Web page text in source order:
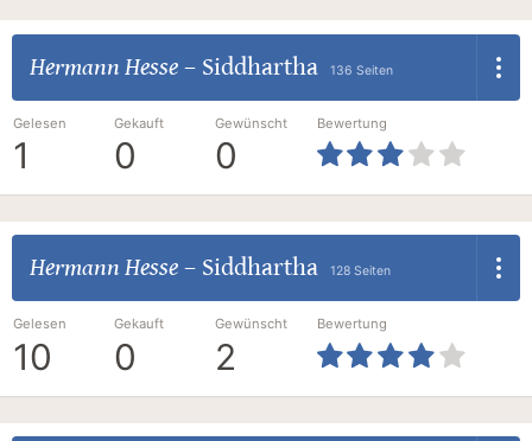
Hermann Hesse– Siddhartha 136 Seiten
Gelesen
1
Gekauft
0
Gewünscht
0
Bewertung
Hermann Hesse– Siddhartha 128 Seiten
Gelesen
10
Gekauft
0
Gewünscht
2
Bewertung